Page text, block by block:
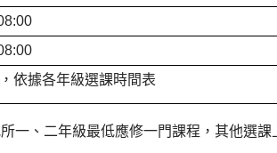
依據各年級選課時間表
一、二年級最低應修一門課程，其他選課